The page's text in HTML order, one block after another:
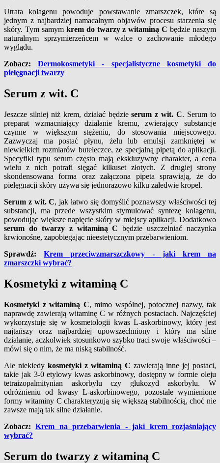
Utrata kolagenu powoduje powstawanie zmarszczek, które są
jednym z najbardziej namacalnym objawów procesu starzenia się
skóry. Tym samym krem do twarzy z witaminą Cbędzie naszym
naturalnym sprzymierzeńcem w walce o zachowanie młodego
wyglądu.
Zobacz:Dermokosmetyki - specjalistyczne kosmetyki do
pielęgnacji twarzy
Serum z wit. C
Jeszcze silniej niż krem, działać będzieserum z wit. C. Serum to
preparat wzmacniający działanie kremu, zwierający substancje
czynne w większym stężeniu, do stosowania miejscowego.
Zazwyczaj ma postać płynu, żelu lub emulsji zamkniętej w
niewielkich rozmiarów buteleczce, ze specjalną pipetą do aplikacji.
Specyfiki typu serum często mają ekskluzywny charakter, a cena
wielu z nich potrafi sięgać kilkuset złotych. Z drugiej strony
skondensowana forma oraz załączona pipeta sprawiają, że do
pielęgnacji skóry używa się jednorazowo kilku zaledwie kropel.
Serum z wit. C, jak łatwo się domyślić poznawszy właściwości tej
substancji, ma przede wszystkim stymulować syntezę kolagenu,
powodując większe napięcie skóry w miejscy aplikacji. Dodatkowo
serum do twarzy z witaminą Cbędzie uszczelniać naczynka
krwionośne, zapobiegając nieestetycznym przebarwieniom.
Sprawdź:Krem przeciwzmarszczkowy - jaki krem na
zmarszczki wybrać?
Kosmetyki z witaminą C
Kosmetyki z witaminą C, mimo wspólnej, potocznej nazwy, tak
naprawdę zawierają witaminę C w różnych postaciach. Najczęściej
wykorzystuje się w kosmetologii kwas L-askorbinowy, który jest
najtańszy oraz najbardziej upowszechniony i który ma silne
działanie, aczkolwiek stosunkowo szybko traci swoje właściwości –
mówi się o nim, że ma niską stabilność.
Ale niekiedy kosmetyki z witaminą C zawierają inne jej postaci,
takie jak 3-0 etylowy kwas askorbinowy, dostępny w formie oleju
tetraizopalmitynian askorbylu czy glukozyd askorbylu. W
odróżnieniu od kwasy L-askorbinowego, pozostałe wymienione
formy witaminy C charakteryzują się większą stabilnością, choć nie
zawsze mają tak silne działanie.
Zobacz:Krem na przebarwienia - jaki krem rozjaśniający
wybrać?
Serum do twarzy z witaminą C